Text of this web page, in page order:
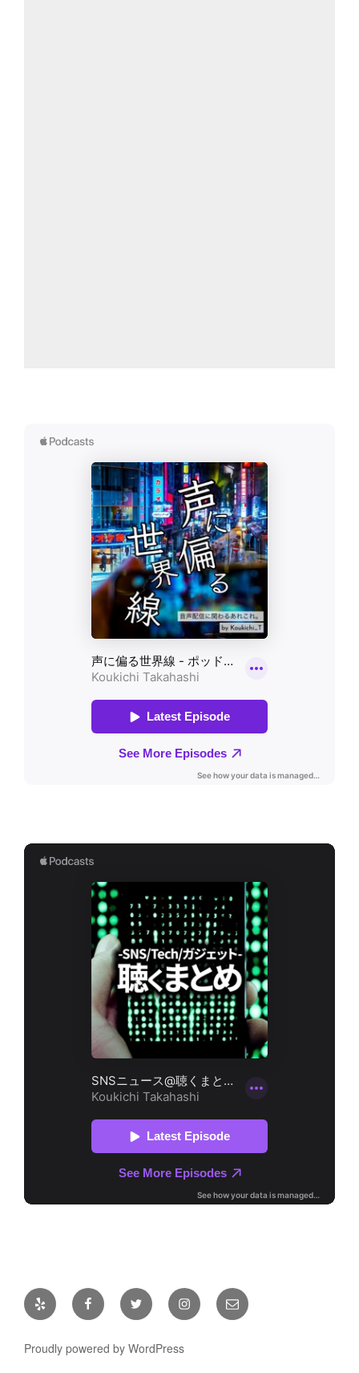
Yelp FacebookTwitter Instagramメ
ー
Proudly powered by WordPress